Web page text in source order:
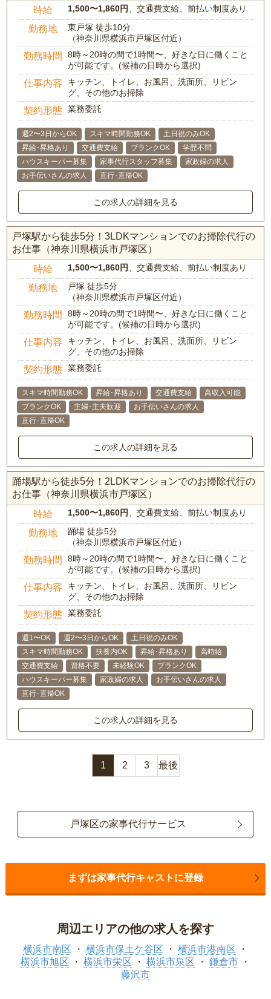
時給 1,500〜1,860円 、交通費支給、前払い制度あり
勤務地
東戸塚 徒歩10分
（神奈川県横浜市戸塚区付近）
勤務時間
8時～20時の間で1時間〜、好きな日に働くこと
が可能です。(候補の日時から選択)
仕事内容
キッチン、トイレ、お風呂、洗面所、リビン
グ、その他のお掃除
契約形態 業務委託
週2〜3日からOK スキマ時間勤務OK
土日祝のみOK
昇給･昇格あり
交通費支給 ブランクOK
学歴不問
ハウスキーパー募集
家事代行スタッフ募集
家政婦の求人
お手伝いさんの求人
直行･直帰OK
この求人の詳細を見る
戸塚駅から徒歩5分！3LDKマンションでのお掃除代行の
お仕事（神奈川県横浜市戸塚区）
時給 1,500〜1,860円 、交通費支給、前払い制度あり
勤務地
戸塚 徒歩5分
（神奈川県横浜市戸塚区付近）
勤務時間
8時～20時の間で1時間〜、好きな日に働くこと
が可能です。(候補の日時から選択)
仕事内容
キッチン、トイレ、お風呂、洗面所、リビン
グ、その他のお掃除
契約形態 業務委託
スキマ時間勤務OK 昇給･昇格あり 交通費支給
高収入可能
ブランクOK
主婦･主夫歓迎
お手伝いさんの求人
直行･直帰OK
この求人の詳細を見る
踊場駅から徒歩5分！2LDKマンションでのお掃除代行の
お仕事（神奈川県横浜市戸塚区）
時給 1,500〜1,860円 、交通費支給、前払い制度あり
勤務地
踊場 徒歩5分
（神奈川県横浜市戸塚区付近）
勤務時間
8時～20時の間で1時間〜、好きな日に働くこと
が可能です。(候補の日時から選択)
仕事内容
キッチン、トイレ、お風呂、洗面所、リビン
グ、その他のお掃除
契約形態 業務委託
週1〜OK 週2〜3日からOK
土日祝のみOK
スキマ時間勤務OK
扶養内OK 昇給･昇格あり
高時給
交通費支給
資格不要 未経験OK
ブランクOK
ハウスキーパー募集
家政婦の求人
お手伝いさんの求人
直行･直帰OK
この求人の詳細を見る
1 2 3 最後
戸塚区の家事代行サービス
まずは家事代行キャストに登録
周辺エリアの他の求人を探す
横浜市南区 横浜市保土ケ谷区
横浜市港南区
横浜市旭区
横浜市栄区 横浜市泉区
鎌倉市
藤沢市